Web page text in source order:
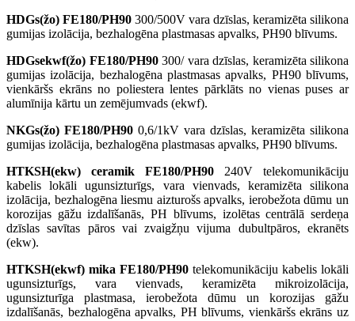
HDGs(žo) FE180/PH90 300/500V vara dzīslas, keramizēta silikona
gumijas izolācija, bezhalogēna plastmasas apvalks, PH90 blīvums.
HDGsekwf(žo) FE180/PH90300/ vara dzīslas, keramizēta silikona
gumijas izolācija, bezhalogēna plastmasas apvalks, PH90 blīvums,
vienkāršs ekrāns no poliestera lentes pārklāts no vienas puses ar
alumīnija kārtu un zemējumvads (ekwf).
NKGs(žo) FE180/PH90 0,6/1kV vara dzīslas, keramizēta silikona
gumijas izolācija, bezhalogēna plastmasas apvalks, PH90 blīvums.
HTKSH(ekw) ceramik FE180/PH90 240V telekomunikāciju
kabelis lokāli ugunsizturīgs, vara vienvads, keramizēta silikona
izolācija, bezhalogēna liesmu aizturošs apvalks, ierobežota dūmu un
korozijas gāžu izdalīšanās, PH blīvums, izolētas centrālā serdeņa
dzīslas savītas pāros vai zvaigžņu vijuma dubultpāros, ekranēts
(ekw).
HTKSH(ekwf) mika FE180/PH90 telekomunikāciju kabelis lokāli
ugunsizturīgs, vara vienvads, keramizēta mikroizolācija,
ugunsizturīga plastmasa, ierobežota dūmu un korozijas gāžu
izdalīšanās, bezhalogēna apvalks, PH blīvums, vienkāršs ekrāns uz